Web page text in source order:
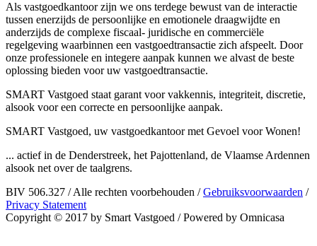
Als vastgoedkantoor zijn we ons terdege bewust van de interactie
tussen enerzijds de persoonlijke en emotionele draagwijdte en
anderzijds de complexe fiscaal- juridische en commerciële
regelgeving waarbinnen een vastgoedtransactie zich afspeelt. Door
onze professionele en integere aanpak kunnen we alvast de beste
oplossing bieden voor uw vastgoedtransactie.
SMART Vastgoed staat garant voor vakkennis, integriteit, discretie,
alsook voor een correcte en persoonlijke aanpak.
SMART Vastgoed, uw vastgoedkantoor met Gevoel voor Wonen!
... actief in de Denderstreek, het Pajottenland, de Vlaamse Ardennen
alsook net over de taalgrens.
BIV 506.327 /Alle rechten voorbehouden / Gebruiksvoorwaarden /
Privacy Statement
Copyright © 2017 by Smart Vastgoed /Powered by Omnicasa